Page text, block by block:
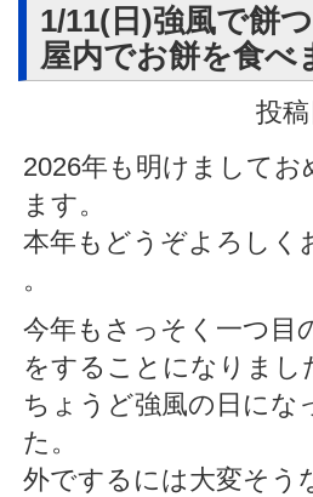
1/11(日)強風で餅
屋内でお餅を食べ
投
2026年も明けまして
ます。
本年もどうぞよろしく
。
今年もさっそく一つ目
をすることになりまし
ちょうど強風の日にな
た。
外でするには大変そう